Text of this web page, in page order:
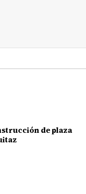
de plaza